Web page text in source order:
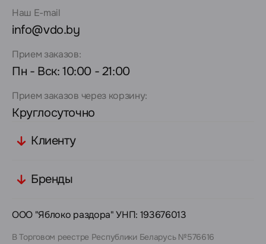
Наш E-mail
info@vdo.by
Прием заказов:
Пн - Вск: 10:00 - 21:00
Прием заказов через корзину:
Круглосуточно
Клиенту
Бренды
ООО "Яблоко раздора" УНП: 193676013
В Торговом реестре Республики Беларусь №576616